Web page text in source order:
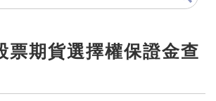
票期貨選擇權保證金查